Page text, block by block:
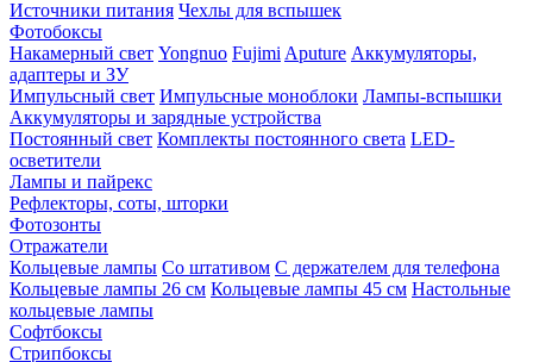
Источники питания Чехлы для вспышек
Фотобоксы
Накамерный свет Yongnuo Fujimi Aputure Аккумуляторы,
адаптеры и ЗУ
Импульсный свет Импульсные моноблоки Лампы-вспышки
Аккумуляторы и зарядные устройства
Постоянный свет Комплекты постоянного света LED-
осветители
Лампы и пайрекс
Рефлекторы, соты, шторки
Фотозонты
Отражатели
Кольцевые лампы Со штативом С держателем для телефона
Кольцевые лампы 26 см Кольцевые лампы 45 см Настольные
кольцевые лампы
Софтбоксы
Стрипбоксы